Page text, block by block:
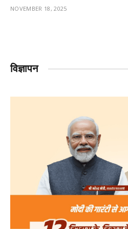
NOVEMBER 18, 2025
विज्ञापन